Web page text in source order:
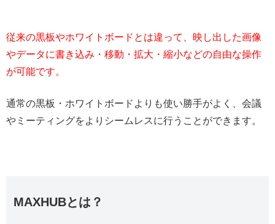
従来の黒板やホワイトボードとは違って、映し出した画像
やデータに書き込み・移動・拡大・縮小などの自由な操作
が可能です。
通常の黒板・ホワイトボードよりも使い勝手がよく、会議
やミーティングをよりシームレスに行うことができます。
MAXHUBとは？